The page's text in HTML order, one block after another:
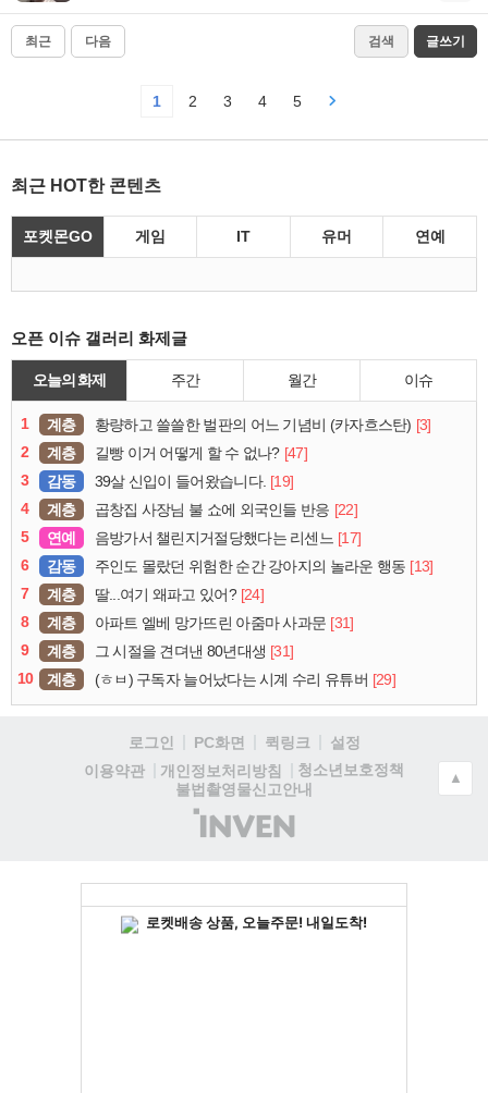
최근 다음 검색 글쓰기
1 2 3 4 5
최근 HOT한 콘텐츠
포켓몬GO 게임 IT 유머 연예
오픈 이슈 갤러리 화제글
오늘의 화제 주간 월간 이슈
1 계층 황량하고 쓸쓸한 벌판의 어느 기념비 (카자흐스탄) [3]
2
계층 길빵 이거 어떻게 할 수 없나? [47]
3
감동 39살 신입이 들어왔습니다. [19]
4
계층 곱창집 사장님 불 쇼에 외국인들 반응 [22]
5
연예 음방가서 챌린지거절당했다는 리센느 [17]
6
감동 주인도 몰랐던 위험한 순간 강아지의 놀라운 행동 [13]
7
계층 딸...여기 왜파고 있어? [24]
8
계층 아파트 엘베 망가뜨린 아줌마 사과문 [31]
9
계층 그 시절을 견뎌낸 80년대생 [31]
10
계층 (ㅎㅂ) 구독자 늘어났다는 시계 수리 유튜버 [29]
로그인 PC화면 퀵링크
설정
이용약관
개인정보처리방침
청소년보호정책
불법촬영물신고안내
(주)
인
▲